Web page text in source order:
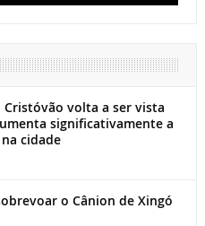
Cristóvão volta a ser vista
significativamente a
cidade
o Cânion de Xingó